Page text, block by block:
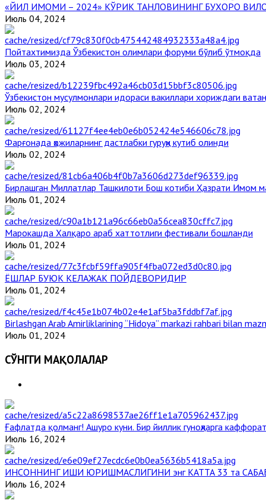
«ЙИЛ ИМОМИ – 2024» КЎРИК ТАНЛОВИНИНГ БУХОРО
Июль 04, 2024
Пойтахтимизда Ўзбекистон олимлари форуми бўлиб ўтмоқда
Июль 03, 2024
Ўзбекистон мусулмонлари идораси вакиллари хориждаги
Июль 02, 2024
Фарғонада ҳожиларнинг дастлабки гуруҳи кутиб олинди
Июль 02, 2024
Бирлашган Миллатлар Ташкилоти Бош котиби Ҳазрати Имом
Июль 01, 2024
Марокашда Халқаро араб хаттотлиги фестивали бошланди
Июль 01, 2024
ЁШЛАР БУЮК КЕЛАЖАК ПОЙДЕВОРИДИР
Июль 01, 2024
Birlashgan Arab Amirliklarining “Hidoya” markazi rahbari bilan
Июль 01, 2024
СЎНГГИ МАҚОЛАЛАР
Ғафлатда қолманг! Ашуро куни. Бир йиллик гуноҳларга
Июль 16, 2024
ИНСОННИНГ ИШИ ЮРИШМАСЛИГИНИ энг КАТТА 33 та
Июль 16, 2024